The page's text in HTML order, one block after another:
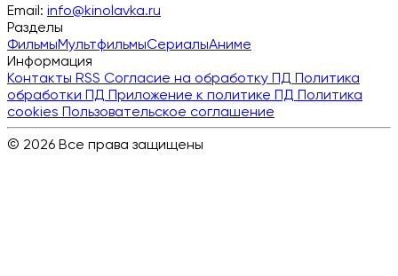
Email: info@kinolavka.ru
Разделы
ФильмыМультфильмыСериалыАниме
Информация
Контакты RSS Согласие на обработку ПД Политика
обработки ПД Приложение к политике ПД Политика
cookies Пользовательское соглашение
© 2026 Все права защищены